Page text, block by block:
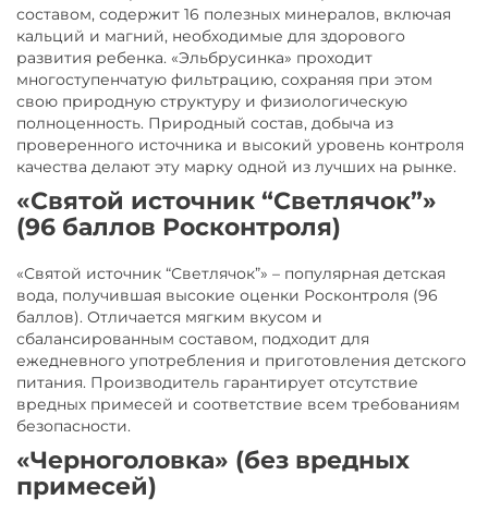
составом, содержит 16 полезных минералов, включая
кальций и магний, необходимые для здорового
развития ребенка. «Эльбрусинка» проходит
многоступенчатую фильтрацию, сохраняя при этом
свою природную структуру и физиологическую
полноценность. Природный состав, добыча из
проверенного источника и высокий уровень контроля
качества делают эту марку одной из лучших на рынке.
«Святой источник “Светлячок”»
(96 баллов Росконтроля)
«Святой источник “Светлячок”» – популярная детская
вода, получившая высокие оценки Росконтроля (96
баллов). Отличается мягким вкусом и
сбалансированным составом, подходит для
ежедневного употребления и приготовления детского
питания. Производитель гарантирует отсутствие
вредных примесей и соответствие всем требованиям
безопасности.
«Черноголовка» (без вредных
примесей)